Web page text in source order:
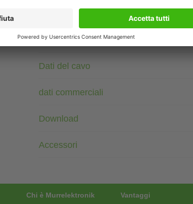
Dati tecnici
Dati del cavo
dati commerciali
Download
Accessori
Chi è Murrelektronik Vantaggi